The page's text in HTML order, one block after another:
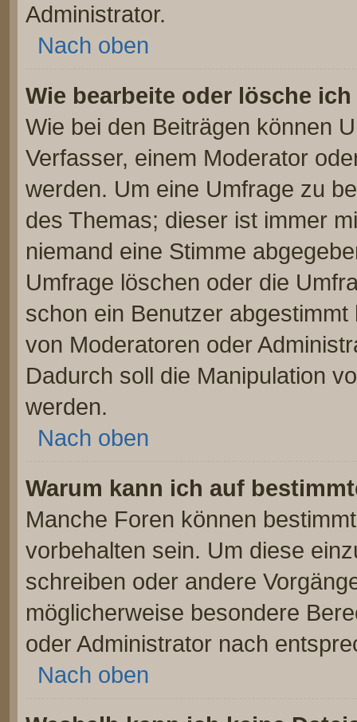
Administrator.
Nach oben
Wie bearbeite oder lösche
Wie bei den Beiträgen können
Verfasser, einem Moderator
werden. Um eine Umfrage zu
des Themas; dieser ist immer
niemand eine Stimme
Umfrage löschen oder die
schon ein Benutzer
von Moderatoren oder
Dadurch soll die Manipulation
werden.
Nach oben
Warum kann ich auf
Manche Foren können
vorbehalten sein. Um diese
schreiben oder andere
möglicherweise besondere
oder Administrator nach
Nach oben